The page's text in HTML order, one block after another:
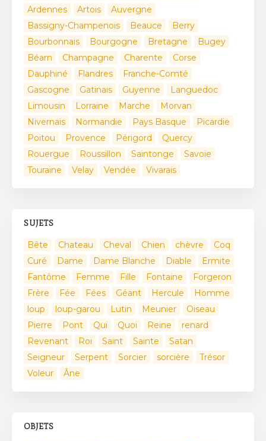
Ardennes
Artois
Auvergne
Bassigny-Champenois
Beauce
Berry
Bourbonnais
Bourgogne Bretagne
Bugey
Béarn
Champagne Charente
Corse
Dauphiné
Flandres
Franche-Comté
Gascogne
Gatinais Guyenne
Languedoc
Limousin
Lorraine Marche
Morvan
Nivernais
Normandie Pays Basque
Picardie
Poitou
Provence Périgord
Quercy
Rouergue
Roussillon Saintonge
Savoie
Touraine
Velay Vendée Vivarais
SUJETS
Bête Chateau Cheval Chien chèvre
Coq
Curé
Dame Dame Blanche Diable
Ermite
Fantôme
Femme Fille Fontaine
Forgeron
Frère
Fée Fées Géant Hercule
Homme
loup
loup-garou Lutin Meunier
Oiseau
Pierre
Pont Qui Quoi Reine
renard
Revenant
Roi Saint Sainte
Satan
Seigneur
Serpent Sorcier sorcière
Trésor
Voleur
Âne
OBJETS